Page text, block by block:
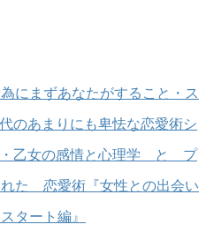
にまずあなたがすること・ス
のあまりにも卑怯な恋愛術シ
・乙女の感情と心理学 と プ
た 恋愛術『女性との出会い
タート編』